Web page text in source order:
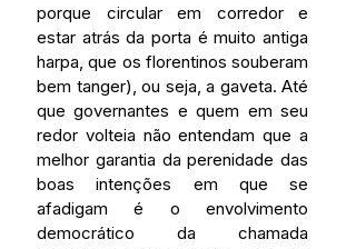
porque circular em corredor e
estar atrás da porta é muito antiga
harpa, que os florentinos souberam
bem tanger), ou seja, a gaveta. Até
que governantes e quem em seu
redor volteia não entendam que a
melhor garantia da perenidade das
boas intenções em que se
afadigam é o envolvimento
democrático da chamada